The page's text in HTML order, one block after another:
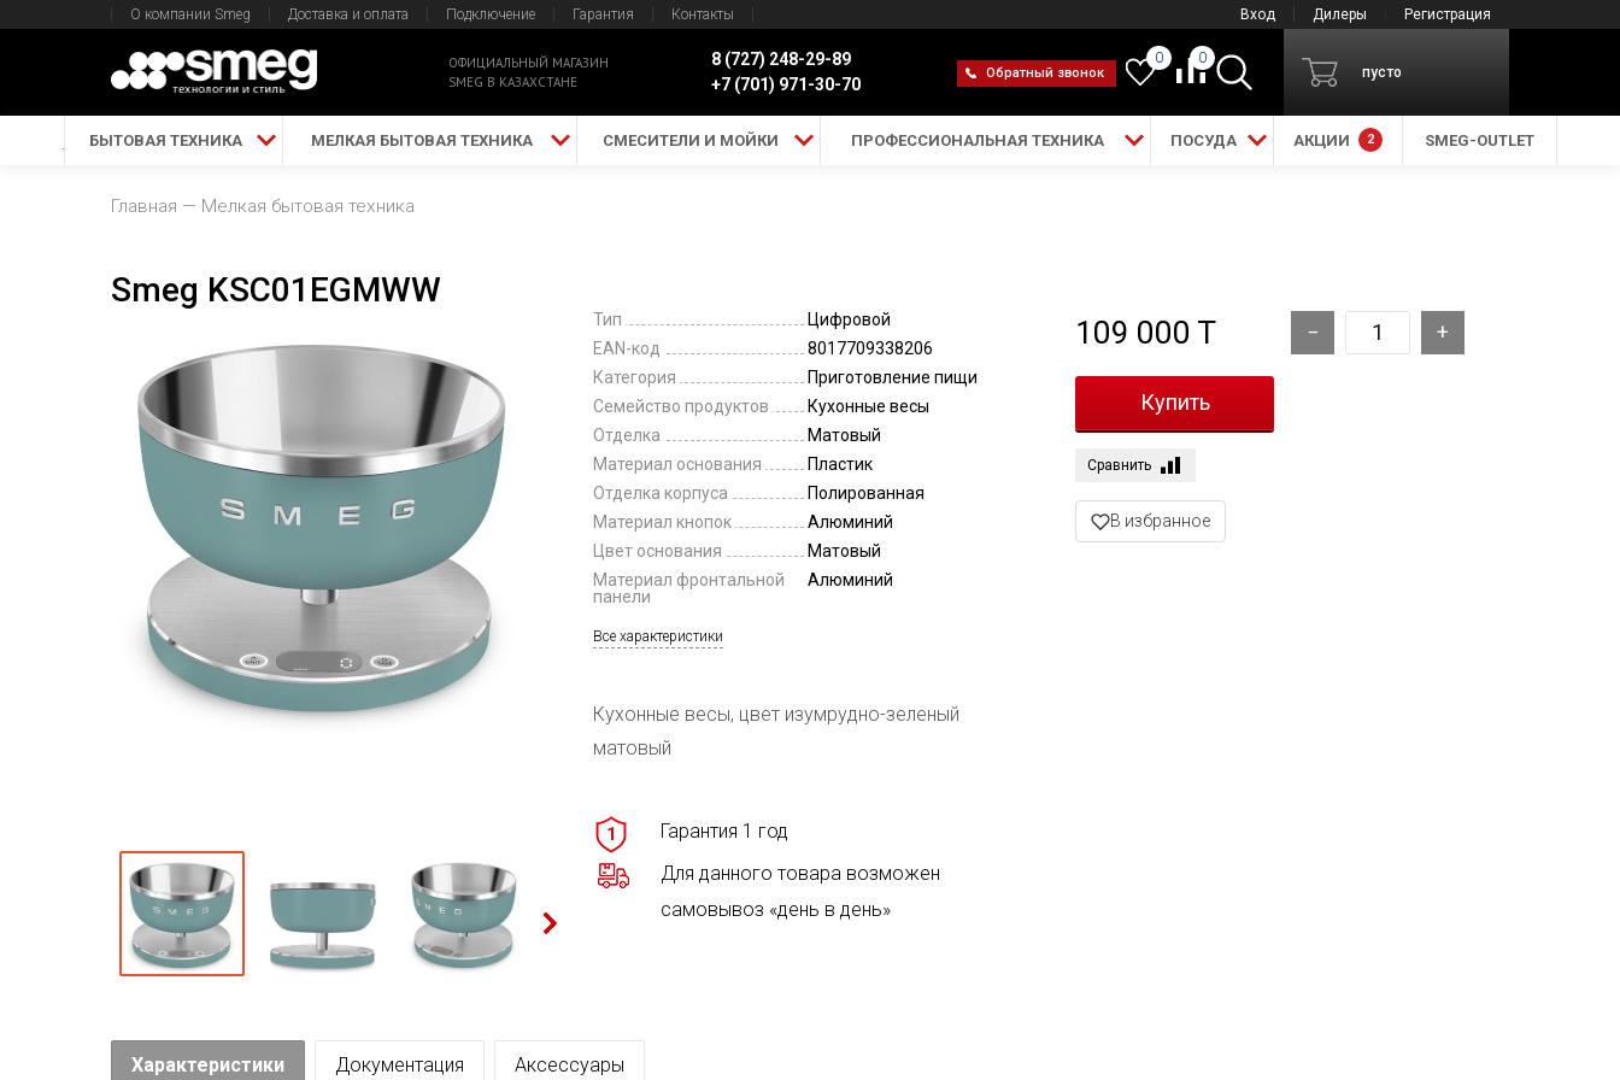
Вход Дилеры Регистрация
О компании Smeg Доставка и оплата Подключение Гарантия Контакты
ОФИЦИАЛЬНЫЙ МАГАЗИН
SMEG В КАЗАХСТАНЕ
8 (727) 248-29-89
+7 (701) 971-30-70
Обратный звонок
0
0
пусто
БЫТОВАЯ ТЕХНИКА МЕЛКАЯ БЫТОВАЯ ТЕХНИКА СМЕСИТЕЛИ И МОЙКИ ПРОФЕССИОНАЛЬНАЯ ТЕХНИКА ПОСУДА АКЦИИ 2 SMEG-OUTLET
Главная Мелкая бытовая техника
Smeg KSC01EGMWW
Тип
Цифровой
EAN-код
8017709338206
Категория
Приготовление пищи
Семейство продуктов
Кухонные весы
Отделка
Матовый
Материал основания
Пластик
Отделка корпуса
Полированная
Материал кнопок
Алюминий
Цвет основания
Матовый
Материал фронтальной
панели
Алюминий
Все характеристики
Кухонные весы, цвет изумрудно-зеленый
матовый
1
Гарантия 1 год
Для данного товара возможен
самовывоз «день в день»
109 000 T
Сравнить
В избранное
Характеристики Документация Аксессуары